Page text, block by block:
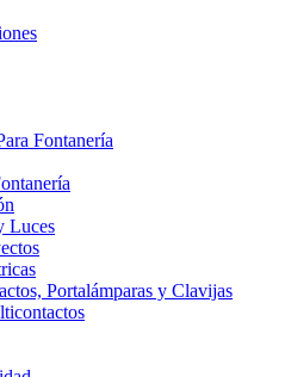
Fontanería
Luces
Portalámparas y Clavijas